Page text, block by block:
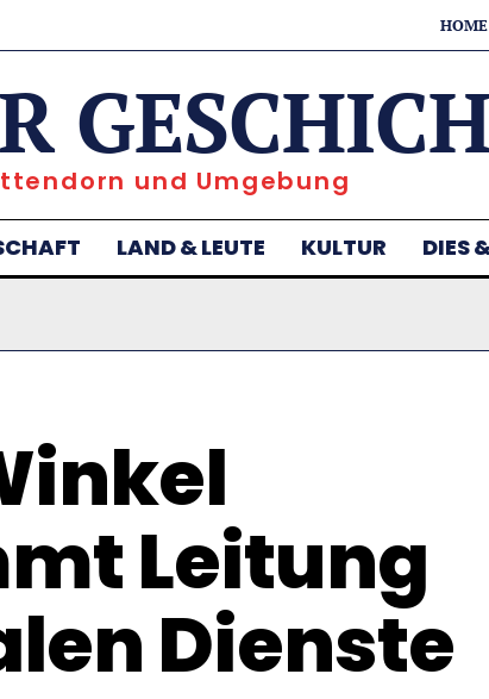
HOME
und Umgebung
LAND & LEUTE KULTUR DIES
Leitung
Dienste